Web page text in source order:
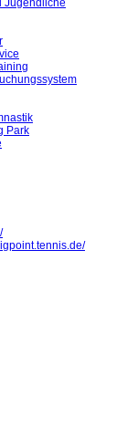
Jugendliche
Park